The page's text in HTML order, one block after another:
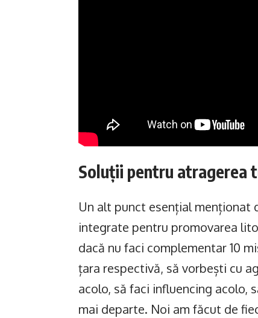
Soluții pentru
Un alt punct esențial menționat
integrate pentru promovarea
dacă nu faci complementar 10
țara respectivă, să vorbești cu
acolo, să faci influencing acolo,
mai departe. Noi am făcut de